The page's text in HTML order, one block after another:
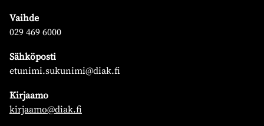
Vaihde
029 469 6000
Sähköposti
etunimi.sukunimi@diak.fi
Kirjaamo
kirjaamo@diak.fi